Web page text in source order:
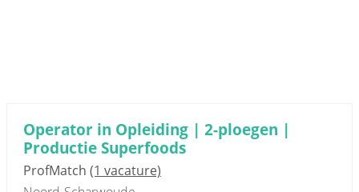
Operator in Opleiding | 2-ploegen |
Productie Superfoods
ProfMatch (1 vacature)